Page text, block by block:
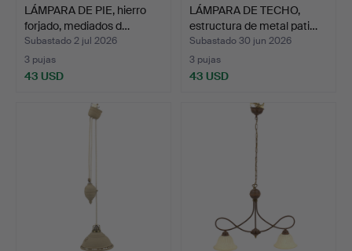
LÁMPARA DE PIE, hierro
forjado, mediados d…
Subastado 2 jul 2026
3 pujas
43 USD
LÁMPARA DE TECHO,
estructura de metal pati…
Subastado 30 jun 2026
3 pujas
43 USD